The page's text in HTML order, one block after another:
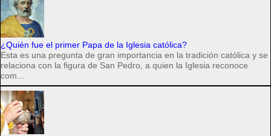
¿Quién fue el primer Papa de la Iglesia católica?
Esta es una pregunta de gran importancia en la tradición católica y se
relaciona con la figura de San Pedro, a quien la Iglesia reconoce
com...